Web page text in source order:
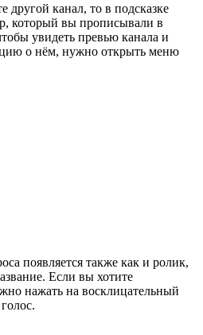
другой канал, то в подсказке
который вы прописывали в
увидеть превью канала и
о нём, нужно открыть меню
появляется также как и ролик,
Если вы хотите
нажать на восклицательный